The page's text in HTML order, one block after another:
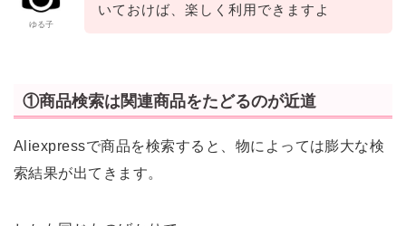
ゆる子
いておけば、楽しく利用できますよ
①商品検索は関連商品をたどるのが近道
Aliexpressで商品を検索すると、物によっては膨大な検
索結果が出てきます。